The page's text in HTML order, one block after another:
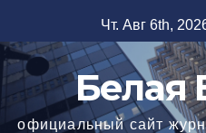
к
содержимому
Чт. Авг 6th,
Белая
официальный сайт